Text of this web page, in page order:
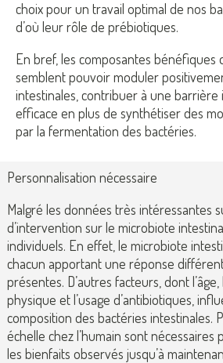
choix pour un travail optimal de nos
d’où leur rôle de prébiotiques.
En bref, les composantes bénéfiques
semblent pouvoir moduler
intestinales, contribuer à une barrière
efficace en plus de synthétiser des
par la fermentation des bactéries.
Personnalisation nécessaire
Malgré les données très intéressantes
d’intervention sur le microbiote
individuels. En effet, le microbiote
chacun apportant une réponse
présentes. D’autres facteurs, dont l’âge,
physique et l’usage d’antibiotiques,
composition des bactéries intestinales.
échelle chez l’humain sont
les bienfaits observés jusqu’à